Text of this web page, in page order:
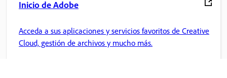
Inicio de Adobe
Acceda a sus aplicaciones y servicios favoritos de Creative
Cloud, gestión de archivos y mucho más.